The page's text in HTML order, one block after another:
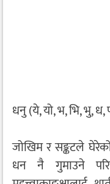
धनु (ये, यो, भ, भि, भु,
जोखिम र सङ्कटले
धन नै गुमाउने